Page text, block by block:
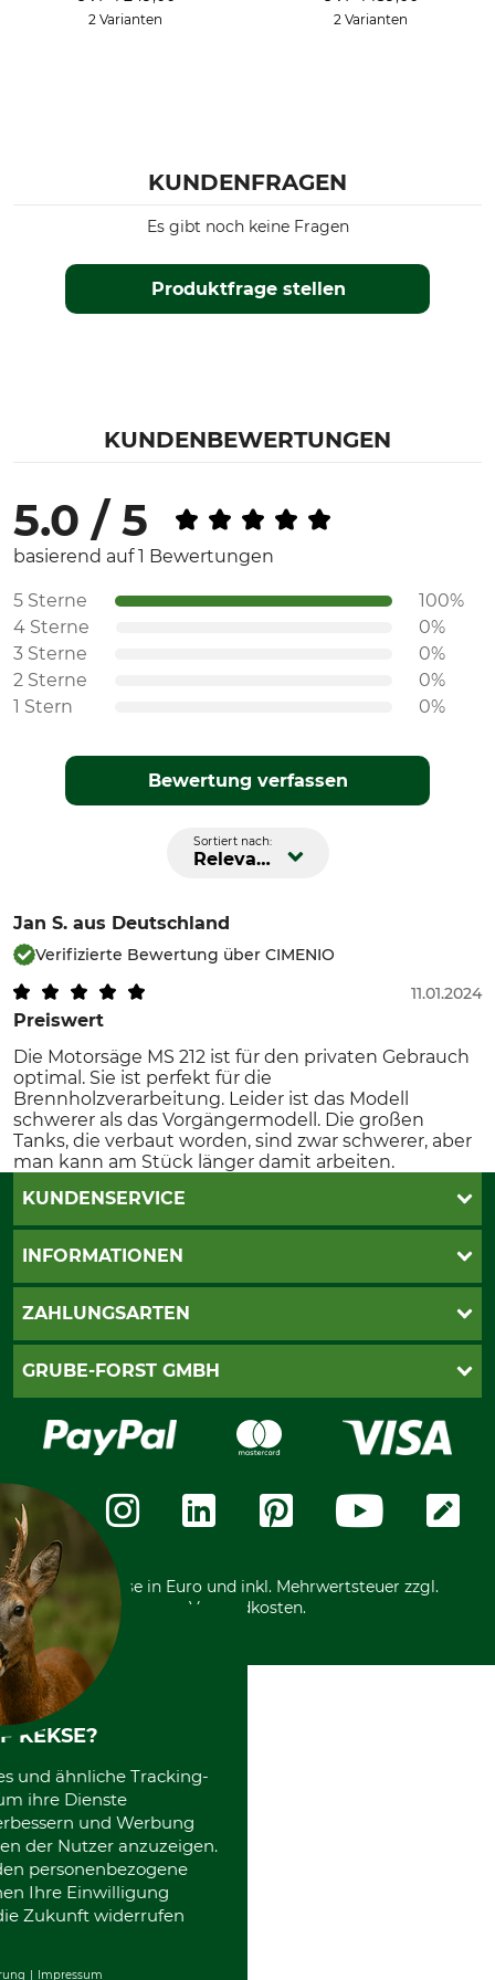
2 Varianten 2 Varianten
KUNDENFRAGEN
Produktfrage stellen
Es gibt noch keine Fragen
KUNDENBEWERTUNGEN
5.0 / 5
basierend auf 1 Bewertungen
5 Sterne
100%
4 Sterne
0%
3 Sterne
0%
2 Sterne
0%
1 Stern
0%
Bewertung verfassen
Sortiert nach:
Relevanz
Jan S. aus Deutschland
Verifizierte Bewertung über CIMENIO
Preiswert
11.01.2024
Die Motorsäge MS 212 ist für den privaten Gebrauch
optimal. Sie ist perfekt für die
Brennholzverarbeitung. Leider ist das Modell
schwerer als das Vorgängermodell. Die großen
Tanks, die verbaut worden, sind zwar schwerer, aber
man kann am Stück länger damit arbeiten.
KUNDENSERVICE
Katalogbestellung
INFORMATIONEN
AGB
Widerrufsformular
Zahlungsarten
ZAHLUNGSARTEN
PayPal
Rechnung
Vorkasse
GRUBE-FORST GMBH
Karriere
Über uns
Community
International
*Alle Preise in Euro und inkl. Mehrwertsteuer zzgl.
Versandkosten.
KEKSE?
und ähnliche Tracking-
ihre Dienste
und Werbung
der Nutzer anzuzeigen.
personenbezogene
Ihre Einwilligung
Zukunft widerrufen
Impressum